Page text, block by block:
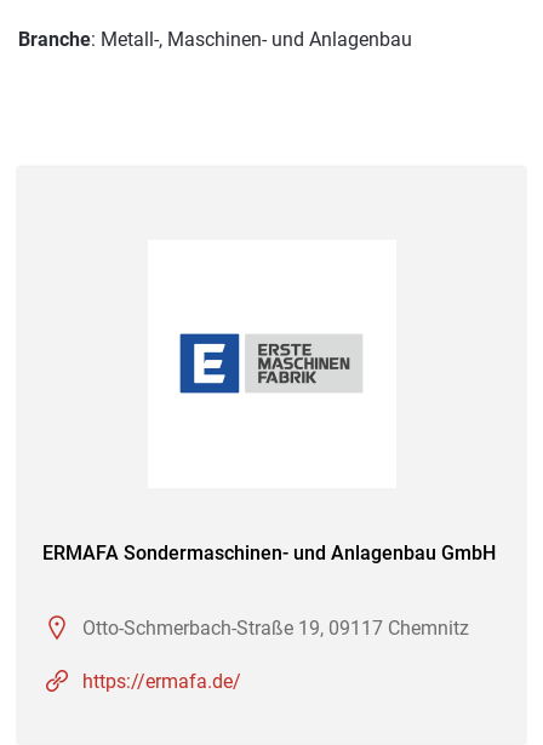
Branche: Metall-, Maschinen- und Anlagenbau
ERMAFA Sondermaschinen- und Anlagenbau GmbH
Otto-Schmerbach-Straße 19, 09117 Chemnitz
https://ermafa.de/